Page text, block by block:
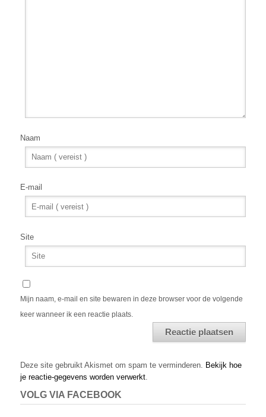
Naam
E-mail
Site
Mijn naam, e-mail en site bewaren in deze browser voor de volgende
keer wanneer ik een reactie plaats.
Deze site gebruikt Akismet om spam te verminderen. Bekijk hoe
je reactie-gegevens worden verwerkt.
VOLG VIA FACEBOOK